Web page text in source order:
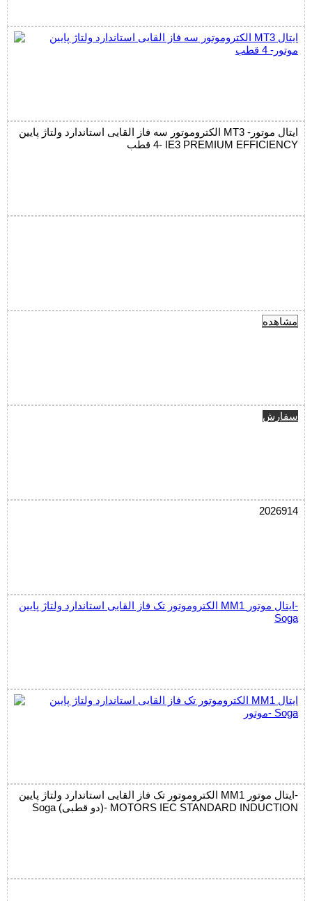
الکتروموتور سه فاز القایی استاندارد ولتاژ پایین MT3 ایتال موتور-
4 قطب- IE3 PREMIUM EFFICIENCY
مشاهده
سفارش
2026914
الکتروموتور تک فاز القایی استاندارد ولتاژ پایین MM1 ایتال موتور-
Soga
الکتروموتور تک فاز القایی استاندارد ولتاژ پایین MM1 ایتال موتور-
Soga (دو قطبی)- MOTORS IEC STANDARD INDUCTION